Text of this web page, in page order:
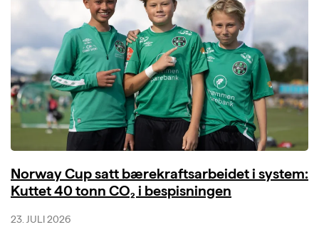
Norway Cup satt bærekraftsarbeidet i system:
Kuttet 40 tonn CO₂ i bespisningen
23. JULI 2026